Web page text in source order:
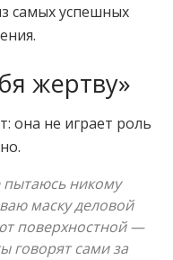
самых успешных
жертву»
она не играет роль
пытаюсь никому
маску деловой
поверхностной —
говорят сами за